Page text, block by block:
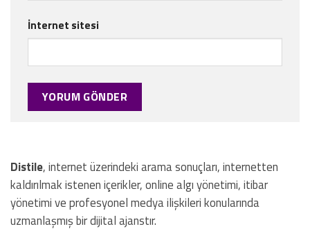
İnternet sitesi
Distile, internet üzerindeki arama sonuçları, internetten
kaldırılmak istenen içerikler, online algı yönetimi, itibar
yönetimi ve profesyonel medya ilişkileri konularında
uzmanlaşmış bir dijital ajanstır.